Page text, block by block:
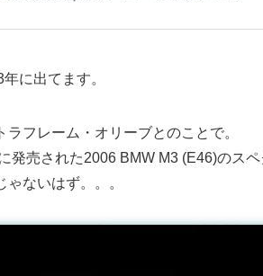
に出てます。
ラフレーム・オリーブとのことで。
発売された2006 BMW M3 (E46)のス
ないはず。。。